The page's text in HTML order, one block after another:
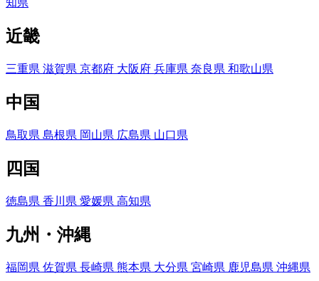
知県
近畿
三重県 滋賀県 京都府 大阪府 兵庫県 奈良県 和歌山県
中国
鳥取県 島根県 岡山県 広島県 山口県
四国
徳島県 香川県 愛媛県 高知県
九州・沖縄
福岡県 佐賀県 長崎県 熊本県 大分県 宮崎県 鹿児島県 沖縄県